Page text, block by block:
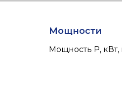
Мощности
Мощность P, кВт,